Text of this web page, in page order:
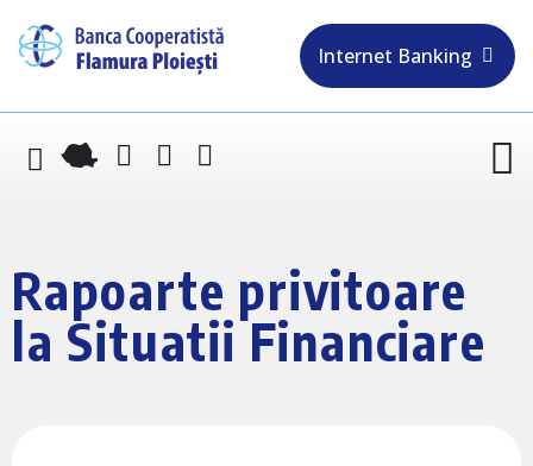
Internet Banking
Rapoarte privitoare
la Situatii Financiare